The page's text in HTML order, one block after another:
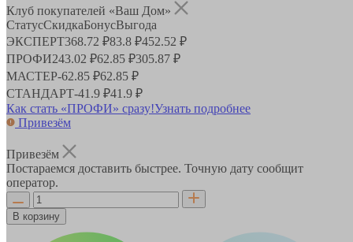
Клуб покупателей «Ваш Дом»
СтатусСкидкаБонусВыгода
ЭКСПЕРТ368.72 ₽83.8 ₽452.52 ₽
ПРОФИ243.02 ₽62.85 ₽305.87 ₽
МАСТЕР-62.85 ₽62.85 ₽
СТАНДАРТ-41.9 ₽41.9 ₽
Как стать «ПРОФИ» сразу!Узнать подробнее
Привезём
Привезём
Постараемся доставить быстрее. Точную дату сообщит
оператор.
В корзину